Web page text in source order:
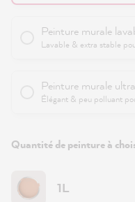
Peinture murale
Lavable & extra stable
Peinture murale
Élégant & peu polluant
Quantité de peinture à
1L